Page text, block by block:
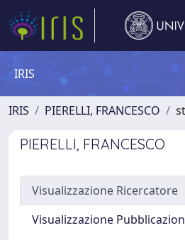
IRIS
IRIS PIERELLI, FRANCESCO
PIERELLI, FRANCESCO
Visualizzazione Ricercatore
Visualizzazione